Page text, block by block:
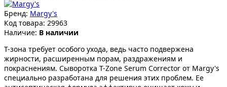
Бренд: Margy's
Код товара: 29963
Наличие: В наличии
Т-зона требует особого ухода, ведь часто подвержена
жирности, расширенным порам, раздражениям и
покраснениям. Сыворотка T-Zone Serum Corrector от Margy's
специально разработана для решения этих проблем. Ее